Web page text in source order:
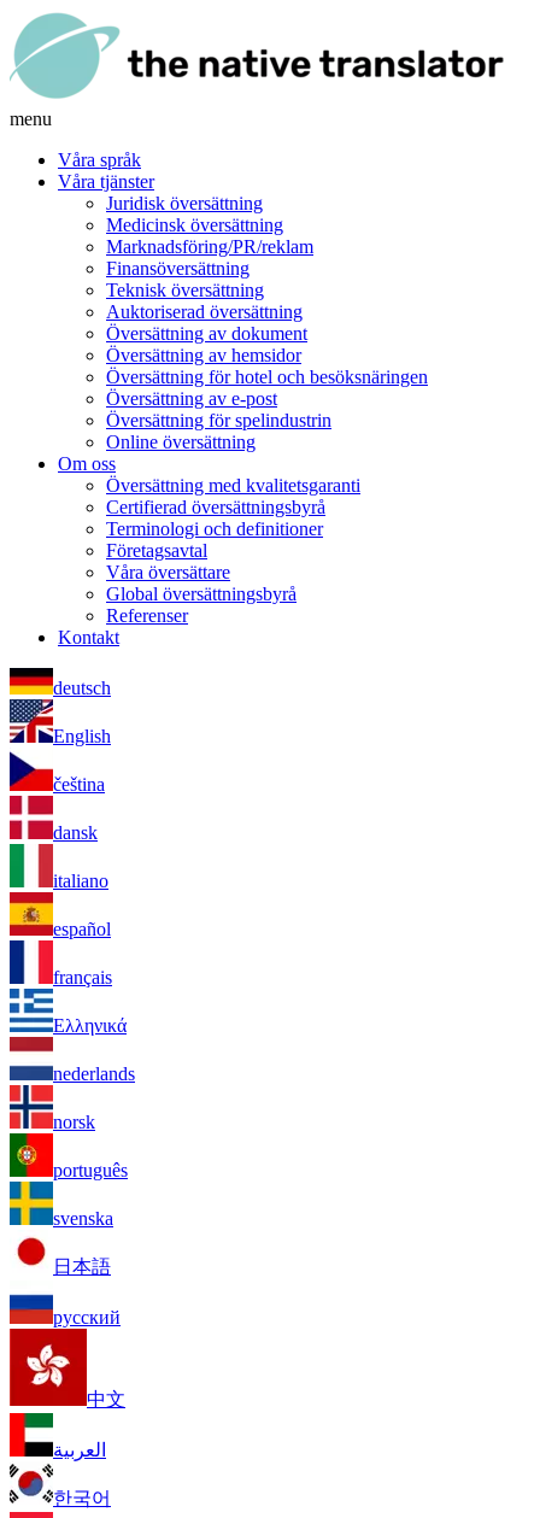
menu
Våra språk
Våra tjänster
Juridisk översättning
Medicinsk översättning
Marknadsföring/PR/reklam
Finansöversättning
Teknisk översättning
Auktoriserad översättning
Översättning av dokument
Översättning av hemsidor
Översättning för hotel och besöksnäringen
Översättning av e-post
Översättning för spelindustrin
Online översättning
Om oss
Översättning med kvalitetsgaranti
Certifierad översättningsbyrå
Terminologi och definitioner
Företagsavtal
Våra översättare
Global översättningsbyrå
Referenser
Kontakt
deutsch
English
čeština
dansk
italiano
español
français
Ελληνικά
nederlands
norsk
português
svenska
日本語
русский
中文
العربية
한국어